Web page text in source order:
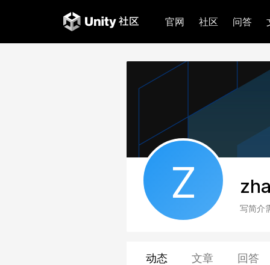
官网 社区 问答
Z
写简介
动态 文章 回答